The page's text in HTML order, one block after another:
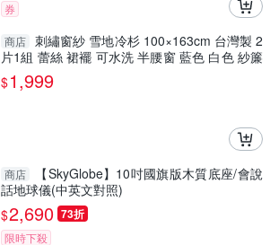
券
商店 刺繡窗紗 雪地冷杉 100×163cm 台灣製 2
片1組 蕾絲 裙襬 可水洗 半腰窗 藍色 白色 紗簾
兩倍抓皺
$1,999
商店
【SkyGlobe】10吋國旗版木質底座/會說
話地球儀(中英文對照)
$2,690 73折
限時下殺